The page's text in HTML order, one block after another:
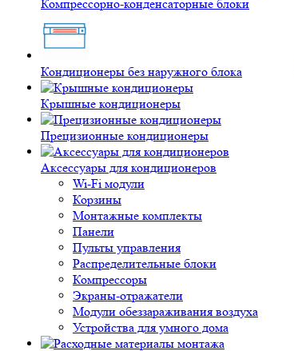
Компрессорно-конденсаторные блоки
Кондиционеры без наружного блока
Крышные кондиционеры
Прецизионные кондиционеры
Аксессуары для кондиционеров
Wi-Fi модули
Корзины
Монтажные комплекты
Панели
Пульты управления
Распределительные блоки
Компрессоры
Экраны-отражатели
Модули обеззараживания воздуха
Устройства для умного дома